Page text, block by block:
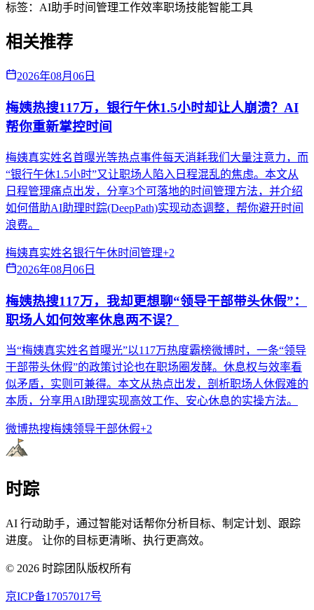
标签： AI助手时间管理工作效率职场技能智能工具
相关推荐
2026年08月06日
梅姨热搜117万，银行午休1.5小时却让人崩溃？AI
帮你重新掌控时间
梅姨真实姓名首曝光等热点事件每天消耗我们大量注意力，而
“银行午休1.5小时”又让职场人陷入日程混乱的焦虑。本文从
日程管理痛点出发，分享3个可落地的时间管理方法，并介绍
如何借助AI助理时踪(DeepPath)实现动态调整，帮你避开时间
浪费。
梅姨真实姓名银行午休时间管理+2
2026年08月06日
梅姨热搜117万，我却更想聊“领导干部带头休假”：
职场人如何效率休息两不误？
当“梅姨真实姓名首曝光”以117万热度霸榜微博时，一条“领导
干部带头休假”的政策讨论也在职场圈发酵。休息权与效率看
似矛盾，实则可兼得。本文从热点出发，剖析职场人休假难的
本质，分享用AI助理实现高效工作、安心休息的实操方法。
微博热搜梅姨领导干部休假+2
时踪
AI 行动助手，通过智能对话帮你分析目标、制定计划、跟踪
进度。 让你的目标更清晰、执行更高效。
© 2026 时踪团队版权所有
京ICP备17057017号